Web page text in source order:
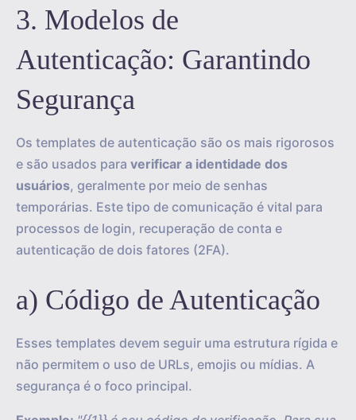
3. Modelos de
Autenticação: Garantindo
Segurança
Os templates de autenticação são os mais rigorosos
e são usados para verificar a identidade dos
usuários, geralmente por meio de senhas
temporárias. Este tipo de comunicação é vital para
processos de login, recuperação de conta e
autenticação de dois fatores (2FA).
a) Código de Autenticação
Esses templates devem seguir uma estrutura rígida e
não permitem o uso de URLs, emojis ou mídias. A
segurança é o foco principal.